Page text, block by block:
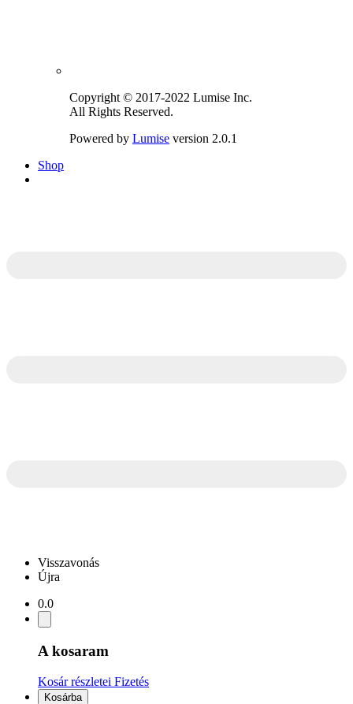
Copyright © 2017-2022 Lumise Inc.
All Rights Reserved.
Powered by Lumise version 2.0.1
Shop
Visszavonás
Újra
0.0
A kosaram
Kosár részletei Fizetés
Kosárba